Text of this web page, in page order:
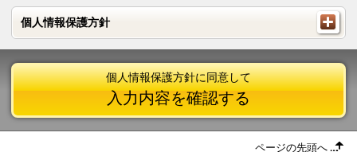
個人情報保護方針
個人情報保護方針
個人情報保護方針に同意して
入力内容を確認する
ページの先頭へ